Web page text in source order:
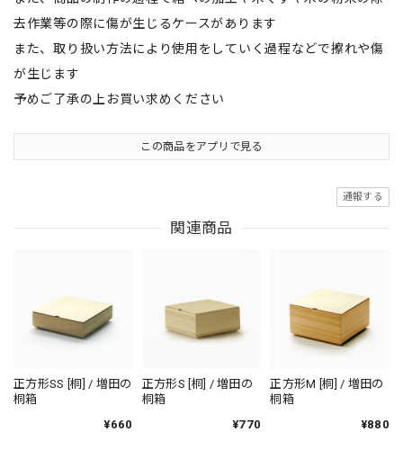
去作業等の際に傷が生じるケースがあります
また、取り扱い方法により使用をしていく過程などで擦れや傷
が生じます
予めご了承の上お買い求めください
この商品をアプリで見る
通報する
関連商品
正方形SS [桐] / 増田の
桐箱
¥660
正方形S [桐] / 増田の
桐箱
¥770
正方形M [桐] / 増田の
桐箱
¥880